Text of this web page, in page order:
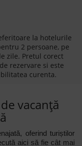
la hotelurile
2 persoane, pe
zile. Pretul corect
rezervare si este
curenta.
vacanță
oferind turiștilor
aici să fie cât mai